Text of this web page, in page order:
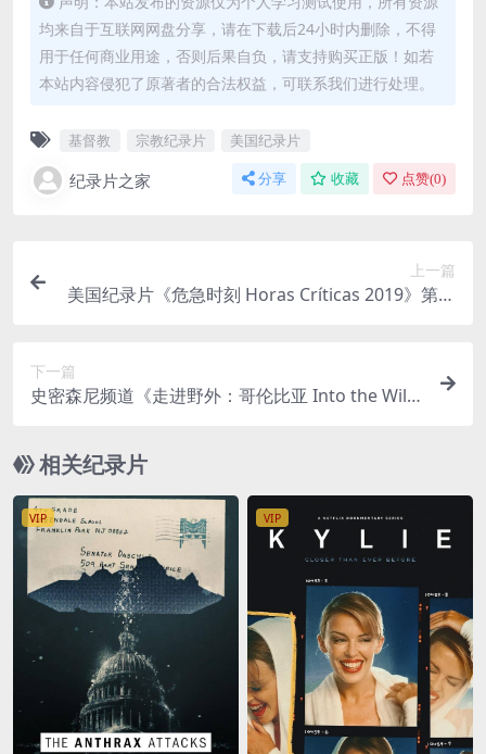
均来自于互联网网盘分享，请在下载后24小时内删除，不得
用于任何商业用途，否则后果自负，请支持购买正版！如若
本站内容侵犯了原著者的合法权益，可联系我们进行处理。
基督教 宗教纪录片 美国纪录片
纪录片之家 分享 收藏 点赞(0)
上一篇
美国纪录片《危急时刻 Horas Críticas 2019》第一
下一篇
史密森尼频道《走进野外：哥伦比亚 Into the Wild:
P/MP4/3.33G 动物的故事
相关纪录片
VIP VIP